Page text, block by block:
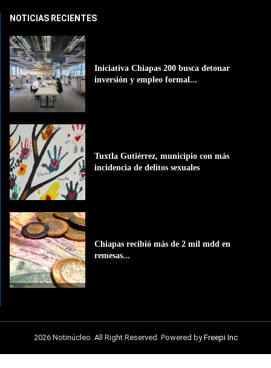
NOTICIAS RECIENTES
Iniciativa Chiapas 200 busca detonar
inversión y empleo formal...
Tuxtla Gutiérrez, municipio con más
incidencia de delitos sexuales
Chiapas recibió más de 2 mil mdd en
remesas...
2026 Notinúcleo. All Right Reserved. Powered byFreepi Inc